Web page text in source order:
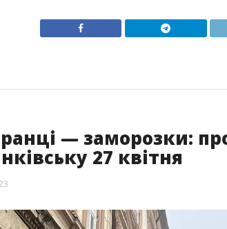
— заморозки:
27 квітня